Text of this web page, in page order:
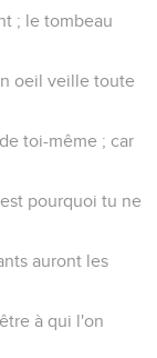
; le tombeau
oeil veille toute
toi-même ; car
pourquoi tu ne
auront les
à qui l'on